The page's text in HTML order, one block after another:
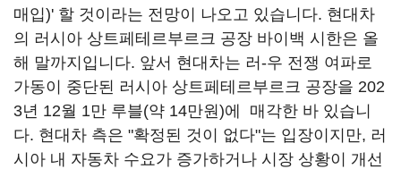
매입)' 할 것이라는 전망이 나오고 있습니다. 현대차
의 러시아 상트페테르부르크 공장 바이백 시한은 올
해 말까지입니다. 앞서 현대차는 러-우 전쟁 여파로
가동이 중단된 러시아 상트페테르부르크 공장을 202
3년 12월 1만 루블(약 14만원)에 매각한 바 있습니
다. 현대차 측은 "확정된 것이 없다"는 입장이지만, 러
시아 내 자동차 수요가 증가하거나 시장 상황이 개선